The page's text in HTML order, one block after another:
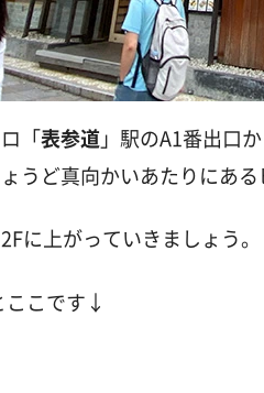
「表参道」駅のA1番出口
うど真向かいあたりにある
に上がっていきましょう。
ここです↓